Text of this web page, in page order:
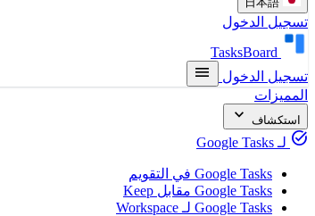
تسجيل الدخول
TasksBoard
تسجيل الدخول
menu
المميزات
استكشاف expand_more
task_alt لـ Google Tasks
Google Tasks في التقويم
Google Tasks مقابل Keep
Google Tasks لـ Workspace